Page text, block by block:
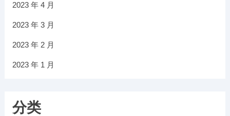
2023 年 4 月
2023 年 3 月
2023 年 2 月
2023 年 1 月
分类